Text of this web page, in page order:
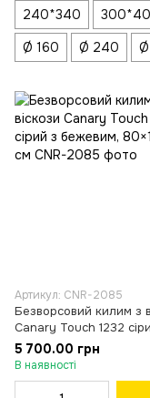
240*340
Ø 160
Ø 240
Артикул: CNR-2085
Безворсовий килим з
Canary Touch 1232
бежевим, 80×150 см
5 700.00 грн
В наявності